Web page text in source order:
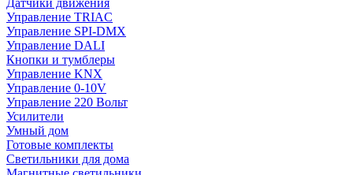
Датчики движения
Управление TRIAC
Управление SPI-DMX
Управление DALI
Кнопки и тумблеры
Управление KNX
Управление 0-10V
Управление 220 Вольт
Усилители
Умный дом
Готовые комплекты
Светильники для дома